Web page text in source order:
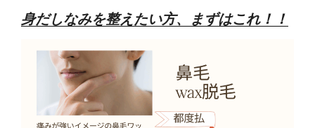
身だしなみを整えたい方、まずはこれ！！